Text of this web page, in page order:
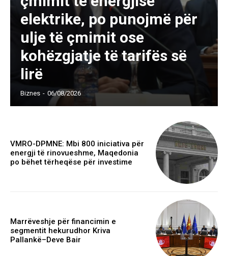
elektrike, po punojmë për
ulje të çmimit ose
kohëzgjatje të tarifës së
lirë
Biznes - 06/08/2026
VMRO-DPMNE: Mbi 800 iniciativa për
energji të rinovueshme, Maqedonia
po bëhet tërheqëse për investime
Marrëveshje për financimin e
segmentit hekurudhor Kriva
Pallankë–Deve Bair